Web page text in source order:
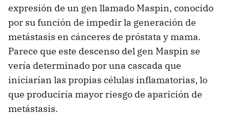
expresión de un gen llamado Maspin, conocido
por su función de impedir la generación de
metástasis en cánceres de próstata y mama.
Parece que este descenso del gen Maspin se
vería determinado por una cascada que
iniciarían las propias células inflamatorias, lo
que produciría mayor riesgo de aparición de
metástasis.